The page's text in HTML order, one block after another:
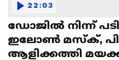
ഡോജിൽ നിന്ന്
ഇലോൺ മസ്ക്,
ആളിക്കത്തി
22:03